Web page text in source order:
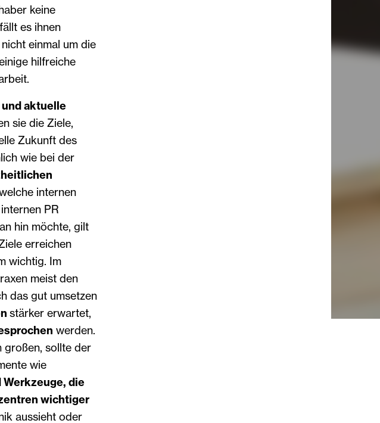
keine
es ihnen
einmal um die
hilfreiche
aktuelle
sie die Ziele,
Zukunft des
wie bei der
internen
PR
hin möchte, gilt
erreichen
wichtig. Im
meist den
das gut umsetzen
stärker erwartet,
werden.
großen, sollte der
wie
die
wichtiger
aussieht oder